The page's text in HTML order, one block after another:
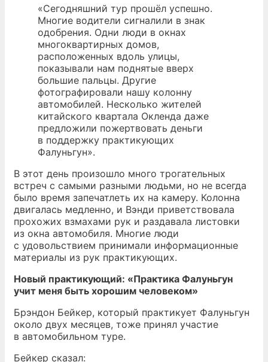
«Сегодняшний тур прошёл успешно.
Многие водители сигналили в знак
одобрения. Одни люди в окнах
многоквартирных домов,
расположенных вдоль улицы,
показывали нам поднятые вверх
большие пальцы. Другие
фотографировали нашу колонну
автомобилей. Несколько жителей
китайского квартала Окленда даже
предложили пожертвовать деньги
в поддержку практикующих
Фалуньгун».
В этот день произошло много трогательных
встреч с самыми разными людьми, но не всегда
было время запечатлеть их на камеру. Колонна
двигалась медленно, и Вэнди приветствовала
прохожих взмахами рук и раздавала листовки
из окна автомобиля. Многие люди
с удовольствием принимали информационные
материалы из рук практикующих.
Новый практикующий: «Практика Фалуньгун
учит меня быть хорошим человеком»
Брэндон Бейкер, который практикует Фалуньгун
около двух месяцев, тоже принял участие
в автомобильном туре.
Бейкер сказал: